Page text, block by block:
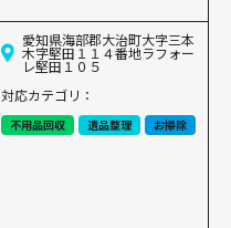
愛知県海部郡大治町大字三本
木字堅田１１４番地ラフォー
レ堅田１０５
対応カテゴリ：
不用品回収 遺品整理 お掃除